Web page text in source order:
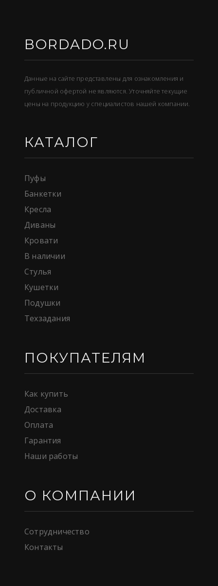
BORDADO.RU
Данные на сайте представлены для ознакомления и
публичной офертой не являются. Уточняйте текущие
цены на продукцию у специалистов нашей компании.
КАТАЛОГ
Пуфы
Банкетки
Кресла
Диваны
Кровати
В наличии
Стулья
Кушетки
Подушки
Техзадания
ПОКУПАТЕЛЯМ
Как купить
Доставка
Оплата
Гарантия
Наши работы
О КОМПАНИИ
Сотрудничество
Контакты